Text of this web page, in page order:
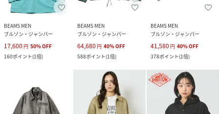
BEAMS MEN
ブルゾン・ジャンパー
17,600 円 50%OFF
160ポイント(1倍)
BEAMS MEN
ブルゾン・ジャンパー
64,680 円 40%OFF
588ポイント(1倍)
BEAMS MEN
ブルゾン・ジャンパー
41,580 円 40%OFF
378ポイント(1倍)